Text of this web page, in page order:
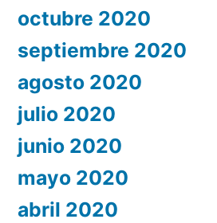
octubre 2020
septiembre 2020
agosto 2020
julio 2020
junio 2020
mayo 2020
abril 2020